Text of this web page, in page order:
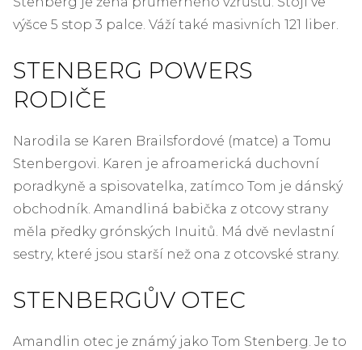
výšce 5 stop 3 palce. Váží také masivních 121 liber.
STENBERG POWERS
RODIČE
Narodila se Karen Brailsfordové (matce) a Tomu
Stenbergovi. Karen je afroamerická duchovní
poradkyně a spisovatelka, zatímco Tom je dánský
obchodník. Amandliná babička z otcovy strany
měla předky grónských Inuitů. Má dvě nevlastní
sestry, které jsou starší než ona z otcovské strany.
STENBERGŮV OTEC
Amandlin otec je známý jako Tom Stenberg. Je to